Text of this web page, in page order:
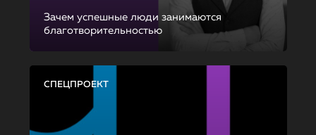
Зачем успешные люди занимаются
благотворительностью
СПЕЦПРОЕКТ